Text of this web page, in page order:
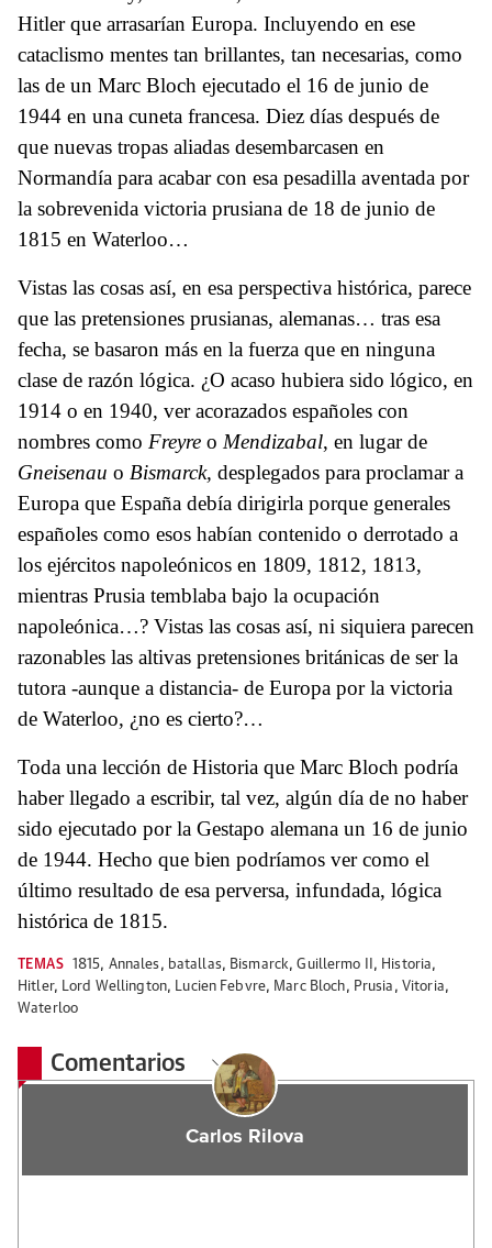
Hitler que arrasarían Europa. Incluyendo en ese
cataclismo mentes tan brillantes, tan necesarias, como
las de un Marc Bloch ejecutado el 16 de junio de
1944 en una cuneta francesa. Diez días después de
que nuevas tropas aliadas desembarcasen en
Normandía para acabar con esa pesadilla aventada por
la sobrevenida victoria prusiana de 18 de junio de
1815 en Waterloo…
Vistas las cosas así, en esa perspectiva histórica, parece
que las pretensiones prusianas, alemanas… tras esa
fecha, se basaron más en la fuerza que en ninguna
clase de razón lógica. ¿O acaso hubiera sido lógico, en
1914 o en 1940, ver acorazados españoles con
nombres como Freyre o Mendizabal, en lugar de
Gneisenau o Bismarck, desplegados para proclamar a
Europa que España debía dirigirla porque generales
españoles como esos habían contenido o derrotado a
los ejércitos napoleónicos en 1809, 1812, 1813,
mientras Prusia temblaba bajo la ocupación
napoleónica…? Vistas las cosas así, ni siquiera parecen
razonables las altivas pretensiones británicas de ser la
tutora -aunque a distancia- de Europa por la victoria
de Waterloo, ¿no es cierto?…
Toda una lección de Historia que Marc Bloch podría
haber llegado a escribir, tal vez, algún día de no haber
sido ejecutado por la Gestapo alemana un 16 de junio
de 1944. Hecho que bien podríamos ver como el
último resultado de esa perversa, infundada, lógica
histórica de 1815.
TEMAS 1815, Annales, batallas, Bismarck,Guillermo II , Historia,
Hitler, Lord Wellington, Lucien Febvre, Marc Bloch, Prusia , Vitoria,
Waterloo
Comentarios
Carlos Rilova